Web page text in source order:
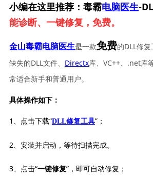
小编在这里推荐：毒霸电脑医生-
能诊断、一键修复，免费。
金山毒霸电脑医生是一款免费的DLL修
缺失的DLL文件、 Directx库、VC++、.net库
常适合新手和普通用户。
具体操作如下：
1、点击下载“DLL修复工具”；
2、安装并启动，等待扫描完成。
3、点击“一键修复”，即可自动修复；